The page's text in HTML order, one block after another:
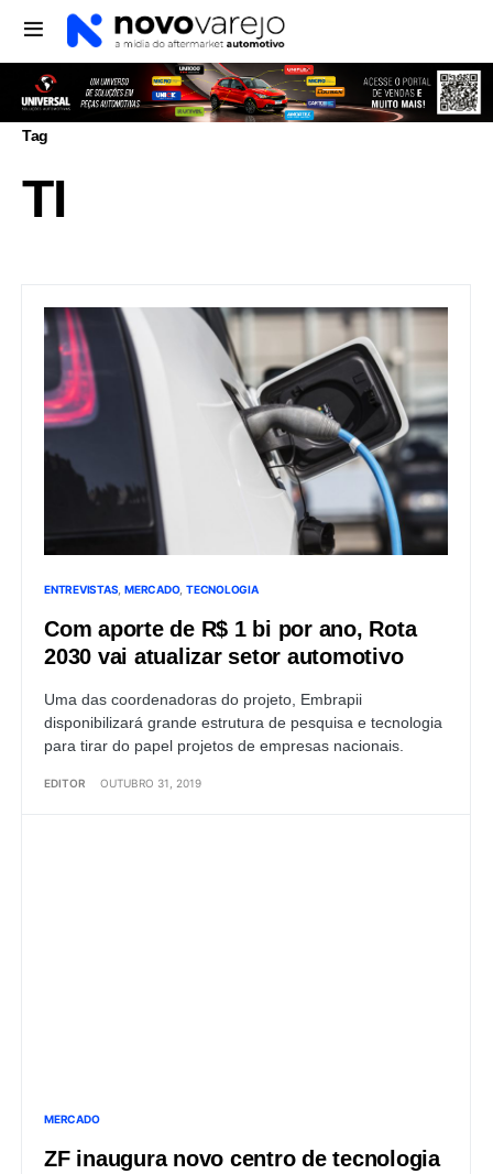
Tag
TI
ENTREVISTAS MERCADO TECNOLOGIA
Com aporte de R$ 1 bi por ano, Rota
2030 vai atualizar setor automotivo
Uma das coordenadoras do projeto, Embrapii
disponibilizará grande estrutura de pesquisa e tecnologia
para tirar do papel projetos de empresas nacionais.
EDITOR OUTUBRO 31, 2019
MERCADO
ZF inaugura novo centro de tecnologia